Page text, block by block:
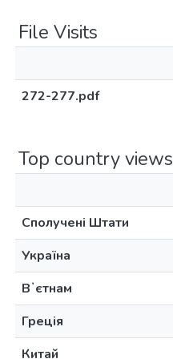
File Visits
272-277.pdf
Top country views
Сполучені Штати
Україна
Вʼєтнам
Греція
Китай